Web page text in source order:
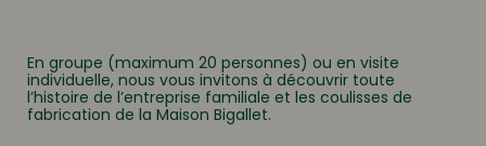
En groupe (maximum 20 personnes) ou en visite
individuelle, nous vous invitons à découvrir toute
l’histoire de l’entreprise familiale et les coulisses de
fabrication de la Maison Bigallet.